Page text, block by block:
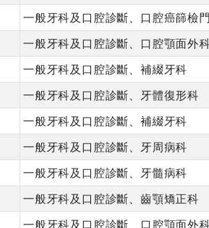
一般牙科及口腔診斷、口腔癌篩檢
一般牙科及口腔診斷、口腔顎面外
一般牙科及口腔診斷、補綴牙科
一般牙科及口腔診斷、牙體復形科
一般牙科及口腔診斷、補綴牙科
一般牙科及口腔診斷、牙周病科
一般牙科及口腔診斷、牙髓病科
一般牙科及口腔診斷、齒顎矯正科
一般牙科及口腔診斷、口腔顎面外